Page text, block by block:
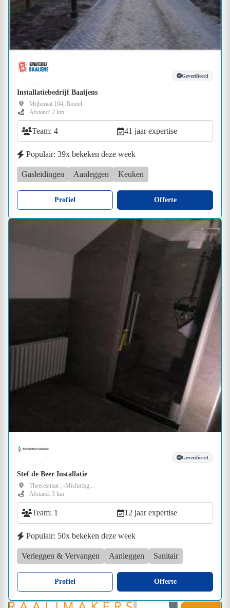
Geverifieerd
Installatiebedrijf Baaijens
Mijlstraat 104, Boxtel
Afstand: 2 km
Team: 4 41 jaar expertise
Populair: 39x bekeken deze week
Gasleidingen Aanleggen Keuken
Profiel Offerte
Geverifieerd
Stef de Beer Installatie
Theerestraat ; -Michielsg...
Afstand: 3 km
Team: 1 12 jaar expertise
Populair: 50x bekeken deze week
Verleggen & Vervangen Aanleggen Sanitair
Profiel Offerte